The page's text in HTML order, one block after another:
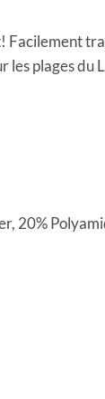
Facilement
les plages du
20%